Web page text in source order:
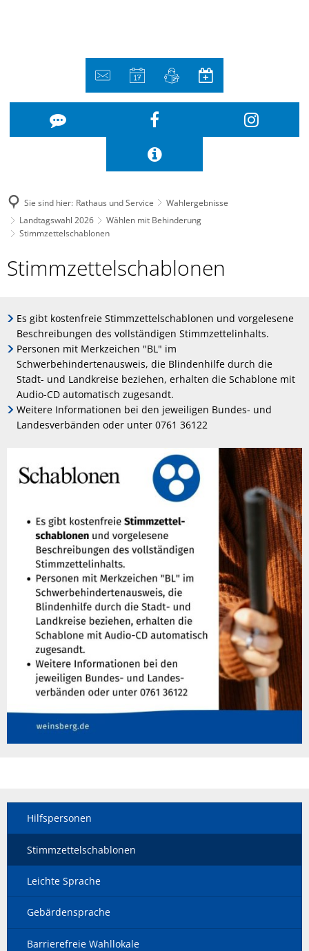
Sie sind hier: Rathaus und Service
Wahlergebnisse
Landtagswahl 2026
Wählen mit Behinderung
Stimmzettelschablonen
Stimmzettelschablonen
Stimmzettelschablonen
Es gibt kostenfreie Stimmzettelschablonen und vorgelesene
Beschreibungen des vollständigen Stimmzettelinhalts.
Personen mit Merkzeichen "BL" im
Schwerbehindertenausweis, die Blindenhilfe durch die
Stadt- und Landkreise beziehen, erhalten die Schablone mit
Audio-CD automatisch zugesandt.
Weitere Informationen bei den jeweiligen Bundes- und
Landesverbänden oder unter 0761 36122
Hilfspersonen
Stimmzettelschablonen
Leichte Sprache
Gebärdensprache
Barrierefreie Wahllokale